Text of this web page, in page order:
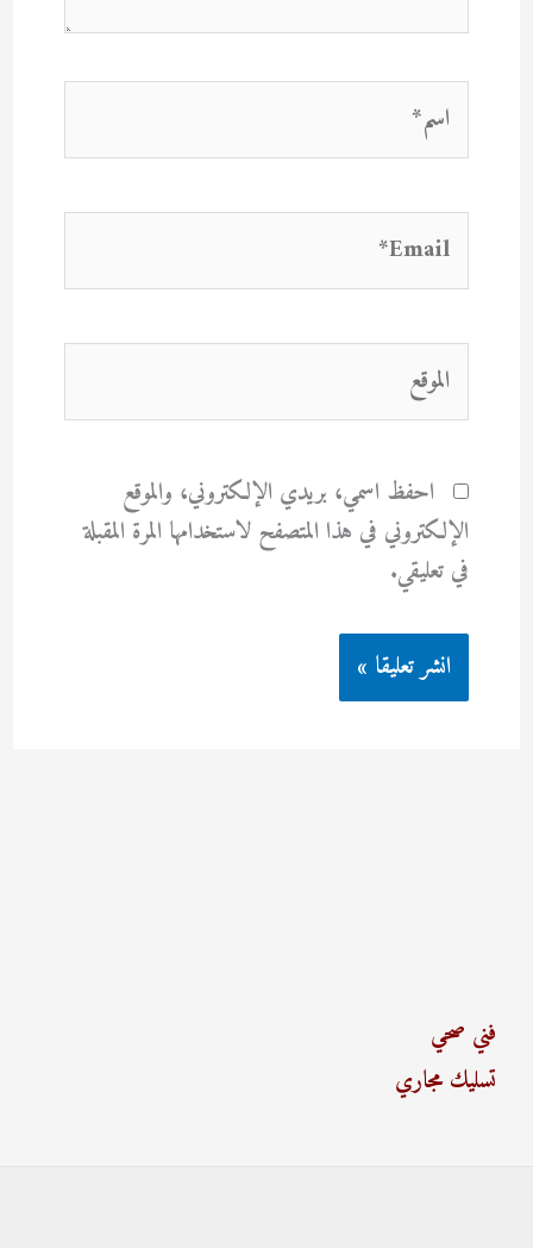
اسم*
Email*
الموقع
احفظ اسمي، بريدي الإلكتروني، والموقع
الإلكتروني في هذا المتصفح لاستخدامها المرة المقبلة
في تعليقي.
فني صحي
تسليك مجاري